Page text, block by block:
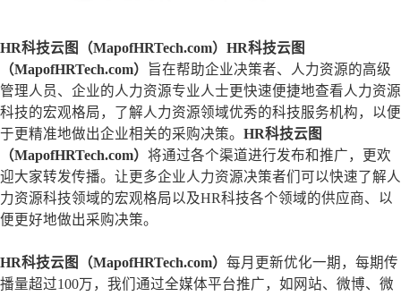
HR科技云图（MapofHRTech.com） HR科技云图
（MapofHRTech.com）
旨在帮助企业决策者、人力资源的高级
管理人员、企业的人力资源专业人士更快速便捷地查看人力资源
科技的宏观格局，了解人力资源领域优秀的科技服务机构，以便
于更精准地做出企业相关的采购决策。 HR科技云图
（MapofHRTech.com） 将通过各个渠道进行发布和推广，更欢
迎大家转发传播。让更多企业人力资源决策者们可以快速了解人
力资源科技领域的宏观格局以及HR科技各个领域的供应商、以
便更好地做出采购决策。
HR科技云图（MapofHRTech.com） 每月更新优化一期，每期传
播量超过100万，我们通过全媒体平台推广，如网站、微博、微